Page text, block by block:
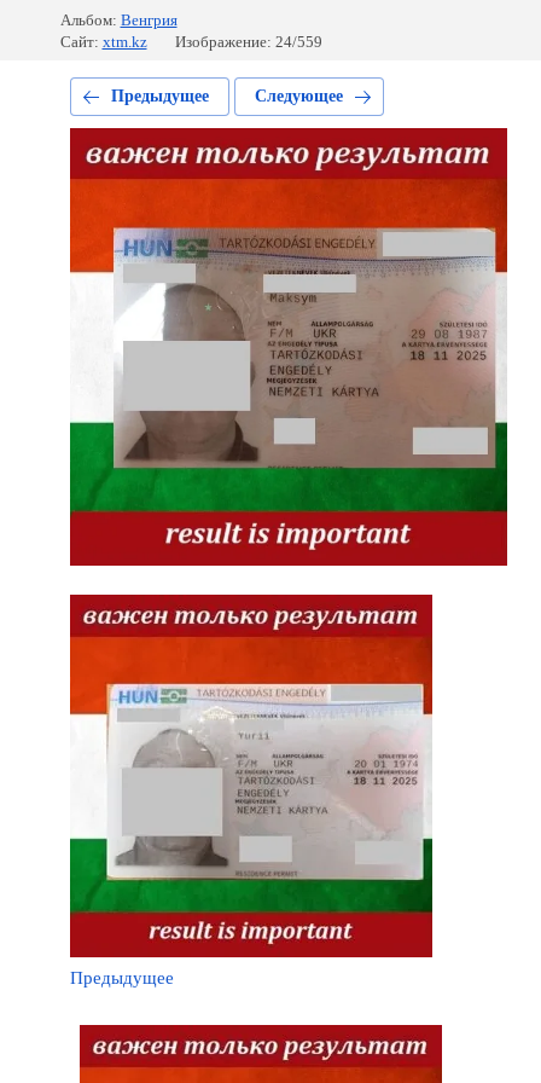
Альбом: Венгрия
Сайт: xtm.kz Изображение: 24/559
Предыдущее Следующее
Предыдущее